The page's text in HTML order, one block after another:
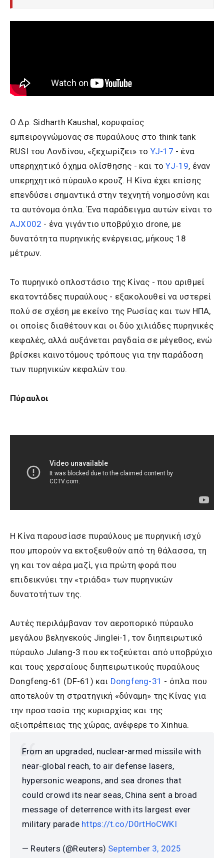
Ο Δρ. Sidharth Kaushal, κορυφαίος
εμπειρογνώμονας σε πυραύλους στο think tank
RUSI του Λονδίνου, «ξεχωρίζει» το YJ-17 - ένα
υπερηχητικό όχημα ολίσθησης - και τοYJ-19, έναν
υπερηχητικό πύραυλο κρουζ. Η Κίνα έχει επίσης
επενδύσει σημαντικά στην τεχνητή νοημοσύνη και
τα αυτόνομα όπλα. Ένα παράδειγμα αυτών είναι το
AJX002 - ένα γιγάντιο υποβρύχιο drone, με
δυνατότητα πυρηνικής ενέργειας, μήκους 18
μέτρων.
Το πυρηνικό οπλοστάσιο της Κίνας - που αριθμεί
εκατοντάδες πυραύλους - εξακολουθεί να υστερεί
πολύ σε σχέση με εκείνο της Ρωσίας και των ΗΠΑ,
οι οποίες διαθέτουν και οι δύο χιλιάδες πυρηνικές
κεφαλές, αλλά αυξάνεται ραγδαία σε μέγεθος, ενώ
βρίσκει καινοτόμους τρόπους για την παράδοση
των πυρηνικών κεφαλών του.
Πύραυλοι
Η Κίνα παρουσίασε πυραύλους με πυρηνική ισχύ
που μπορούν να εκτοξευθούν από τη θάλασσα, τη
γη και τον αέρα μαζί, για πρώτη φορά που
επιδεικνύει την «τριάδα» των πυρηνικών
δυνατοτήτων της.
Αυτές περιλάμβαναν τον αεροπορικό πύραυλο
μεγάλου βεληνεκούς Jinglei-1, τον διηπειρωτικό
πύραυλο Julang-3 που εκτοξεύεται από υποβρύχιο
και τους χερσαίους διηπειρωτικούς πυραύλους
Dongfeng-61 (DF-61) και Dongfeng-31 - όπλα που
αποτελούν τη στρατηγική «δύναμη» της Κίνας για
την προστασία της κυριαρχίας και της
αξιοπρέπειας της χώρας, ανέφερε το Xinhua.
From an upgraded, nuclear-armed missile with
near-global reach, to air defense lasers,
hypersonic weapons, and sea drones that
could crowd its near seas, China sent a broad
message of deterrence with its largest ever
military parade https://t.co/D0rtHoCWKI
— Reuters (@Reuters) September 3, 2025